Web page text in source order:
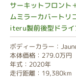
サーキットフロント
ムミラーカバートリ
iteru製前後型ドライ
ボディーカラー：
本体価格：279.0万円
年式：2020年
走行距離：19,380km